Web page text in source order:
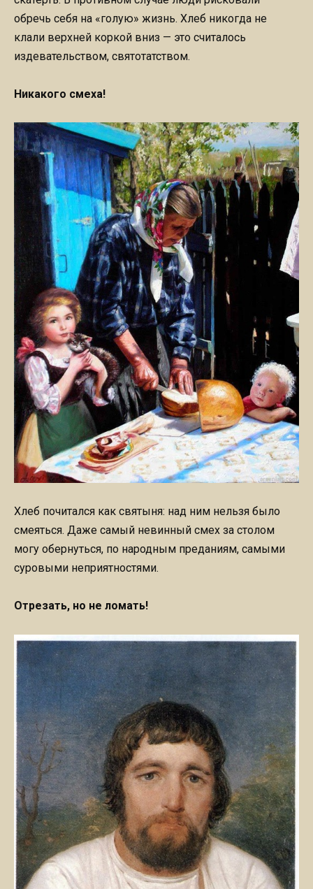
обречь себя на «голую» жизнь. Хлеб никогда не
клали верхней коркой вниз — это считалось
издевательством, святотатством.
Никакого смеха!
Хлеб почитался как святыня: над ним нельзя было
смеяться. Даже самый невинный смех за столом
могу обернуться, по народным преданиям, самыми
суровыми неприятностями.
Отрезать, но не ломать!